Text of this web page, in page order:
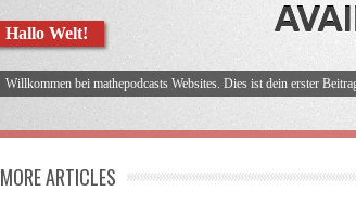
Hallo Welt!
Willkommen bei mathepodcasts Websites. Dies ist dein erster
MORE ARTICLES